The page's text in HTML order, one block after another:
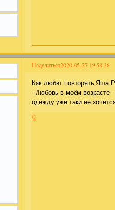
Поделиться2020-05-27 19:58:38
Как любит повторять Яша
- Любовь в моём возрасте
одежду уже таки не
0